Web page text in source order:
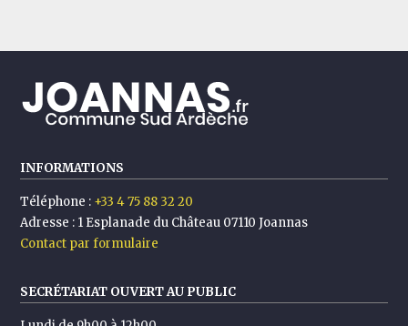
INFORMATIONS
Téléphone : +33 4 75 88 32 20
Adresse : 1 Esplanade du Château 07110 Joannas
Contact par formulaire
SECRÉTARIAT OUVERT AU PUBLIC